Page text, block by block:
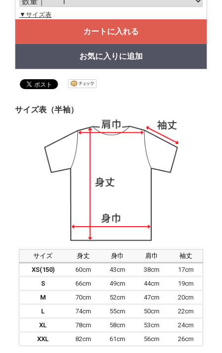
▼サイズ表
カートに入れる
お気に入りに追加
サイズ表（半袖）
サイズ 身丈 身巾 肩巾
袖丈
XS(150)
60cm 43cm 38cm
17cm
S
66cm 49cm 44cm
19cm
M
70cm 52cm 47cm
20cm
L
74cm 55cm 50cm
22cm
XL
78cm 58cm 53cm
24cm
XXL
82cm 61cm 56cm 26cm